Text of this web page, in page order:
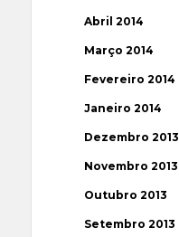
Abril 2014
Março 2014
Fevereiro 2014
Janeiro 2014
Dezembro 2013
Novembro 2013
Outubro 2013
Setembro 2013